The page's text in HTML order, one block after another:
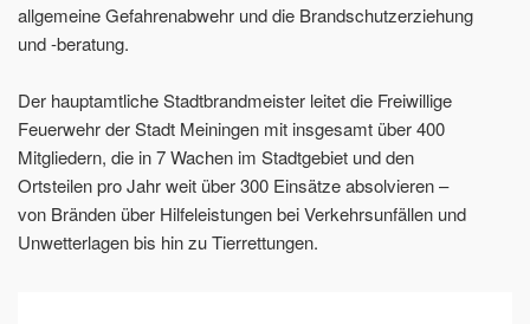
allgemeine Gefahrenabwehr und die Brandschutzerziehung
und -beratung.
Der hauptamtliche Stadtbrandmeister leitet die Freiwillige
Feuerwehr der Stadt Meiningen mit insgesamt über 400
Mitgliedern, die in 7 Wachen im Stadtgebiet und den
Ortsteilen pro Jahr weit über 300 Einsätze absolvieren –
von Bränden über Hilfeleistungen bei Verkehrsunfällen und
Unwetterlagen bis hin zu Tierrettungen.